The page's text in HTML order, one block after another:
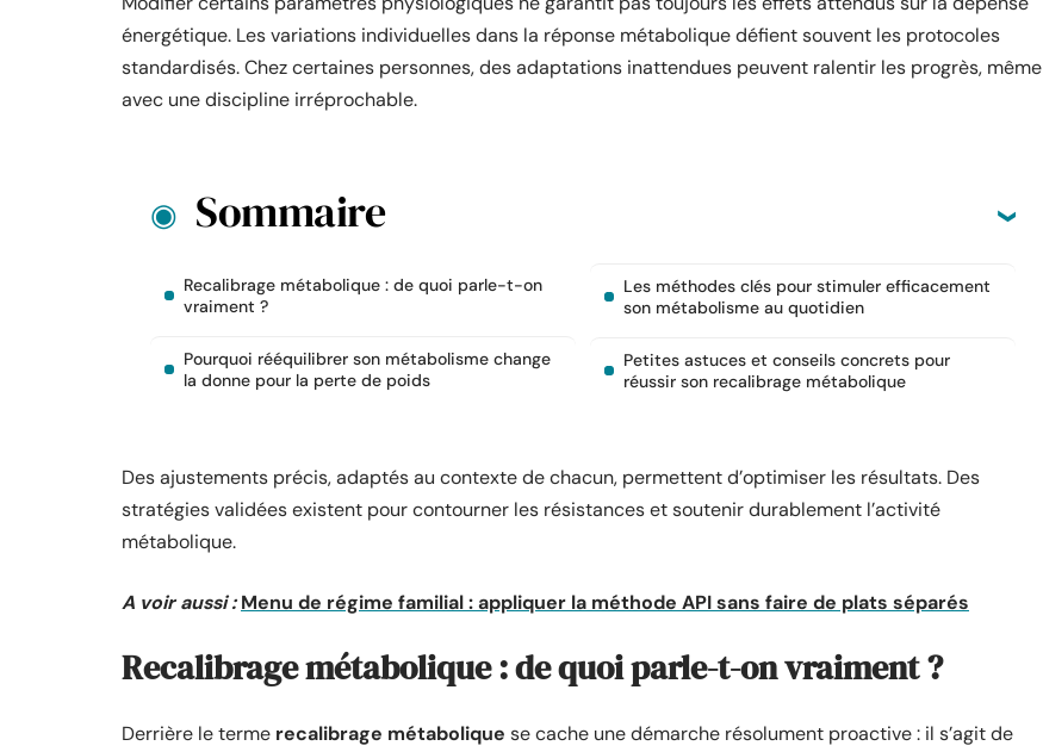
énergétique. Les variations individuelles dans la réponse métabolique défient souvent les protocoles
standardisés. Chez certaines personnes, des adaptations inattendues peuvent ralentir les progrès, même
avec une discipline irréprochable.
Sommaire
Recalibrage métabolique : de quoi parle-t-on
vraiment ?
Pourquoi rééquilibrer son métabolisme change
la donne pour la perte de poids
Les méthodes clés pour stimuler efficacement
son métabolisme au quotidien
Petites astuces et conseils concrets pour
réussir son recalibrage métabolique
Des ajustements précis, adaptés au contexte de chacun, permettent d’optimiser les résultats. Des
stratégies validées existent pour contourner les résistances et soutenir durablement l’activité
métabolique.
A voir aussi : Menu de régime familial : appliquer la méthode API sans faire de plats séparés
Recalibrage métabolique : de quoi parle-t-on vraiment ?
Derrière le terme recalibrage métabolique se cache une démarche résolument proactive : il s’agit de